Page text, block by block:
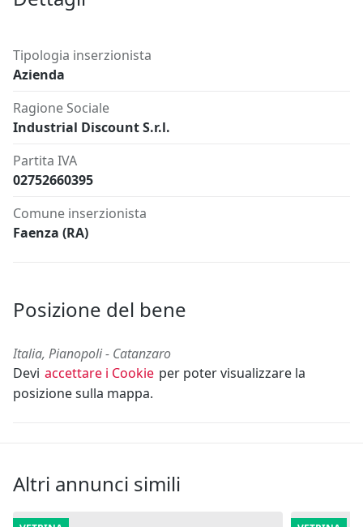
Tipologia inserzionista
Azienda
Ragione Sociale
Industrial Discount S.r.l.
Partita IVA
02752660395
Comune inserzionista
Faenza (RA)
Posizione del bene
Italia, Pianopoli - Catanzaro
Devi accettare i Cookie per poter visualizzare la
posizione sulla mappa.
Altri annunci simili